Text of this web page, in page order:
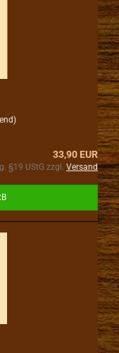
33,90 EUR
§19 UStG zzgl. Versand